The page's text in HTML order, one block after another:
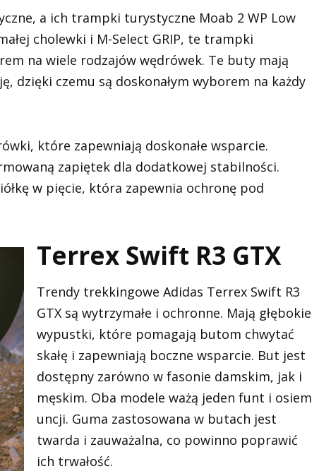
a ich trampki turystyczne Moab 2 WP Low
cholewki i M-Select GRIP, te trampki
na wiele rodzajów wędrówek. Te buty mają
dzięki czemu są doskonałym wyborem na każdy
które zapewniają doskonałe wsparcie.
zapiętek dla dodatkowej stabilności.
w pięcie, która zapewnia ochronę pod
Terrex Swift R3 GTX
Trendy trekkingowe Adidas Terrex Swift R3
GTX są wytrzymałe i ochronne. Mają głębokie
wypustki, które pomagają butom chwytać
skałę i zapewniają boczne wsparcie. But jest
dostępny zarówno w fasonie damskim, jak i
męskim. Oba modele ważą jeden funt i osiem
uncji. Guma zastosowana w butach jest
twarda i zauważalna, co powinno poprawić
ich trwałość.